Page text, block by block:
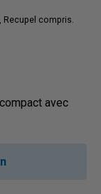
compris.
avec